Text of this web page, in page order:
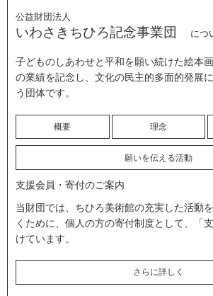
公益財団法人
いわさきちひろ記念事業団 につ
子どものしあわせと平和を願い続けた絵本
の業績を記念し、文化の民主的多面的発展
う団体です。
概要 理念
願いを伝える活動
支援会員・寄付のご案内
当財団では、ちひろ美術館の充実した活動
くために、個人の方の寄付制度として、「
けています。
さらに詳しく